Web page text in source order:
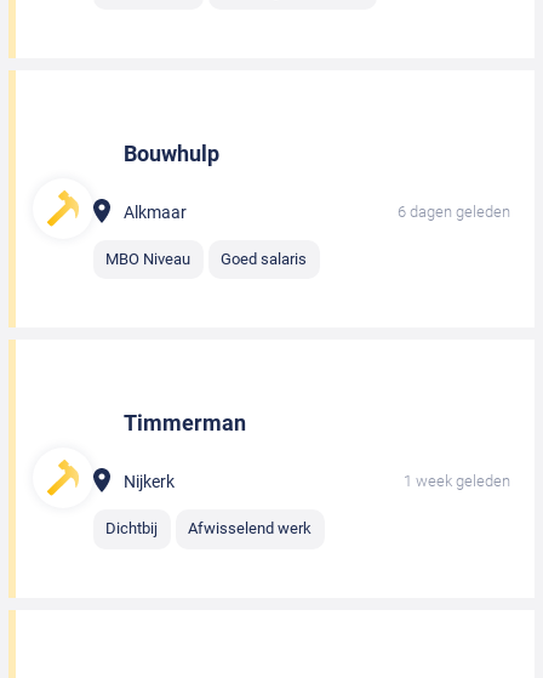
Bouwhulp
Alkmaar 6 dagen geleden
MBO Niveau Goed salaris
Timmerman
Nijkerk 1 week geleden
Dichtbij Afwisselend werk